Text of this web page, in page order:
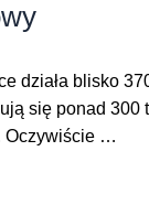
działa blisko
się ponad
Oczywiście …